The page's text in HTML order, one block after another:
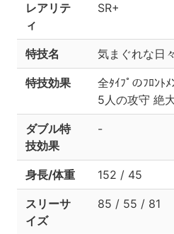
レアリテ
ィ
SR+
特技名 気まぐれな日々
特技効果
全ﾀｲﾌﾟのﾌﾛﾝﾄ
5人の攻守 絶
ダブル特
技効果
-
身長/体重 152 / 45
スリーサ
イズ
85 / 55 / 81